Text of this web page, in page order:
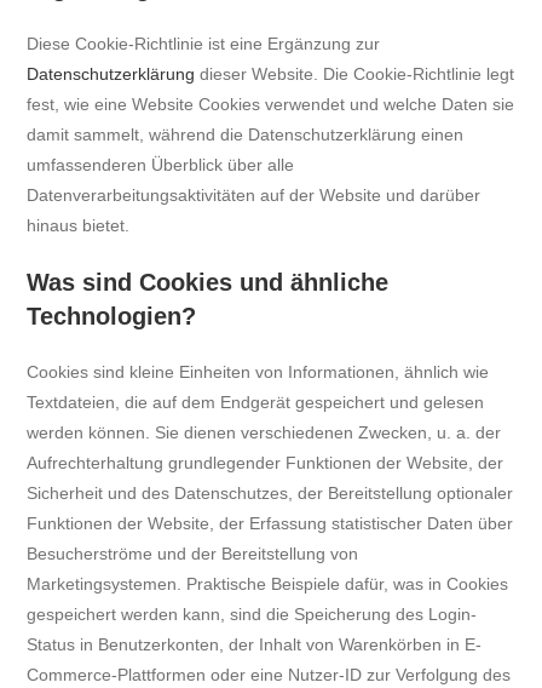
Diese Cookie-Richtlinie ist eine Ergänzung zur
Datenschutzerklärung dieser Website. Die Cookie-Richtlinie legt
fest, wie eine Website Cookies verwendet und welche Daten sie
damit sammelt, während die Datenschutzerklärung einen
umfassenderen Überblick über alle
Datenverarbeitungsaktivitäten auf der Website und darüber
hinaus bietet.
Was sind Cookies und ähnliche
Technologien?
Cookies sind kleine Einheiten von Informationen, ähnlich wie
Textdateien, die auf dem Endgerät gespeichert und gelesen
werden können. Sie dienen verschiedenen Zwecken, u. a. der
Aufrechterhaltung grundlegender Funktionen der Website, der
Sicherheit und des Datenschutzes, der Bereitstellung optionaler
Funktionen der Website, der Erfassung statistischer Daten über
Besucherströme und der Bereitstellung von
Marketingsystemen. Praktische Beispiele dafür, was in Cookies
gespeichert werden kann, sind die Speicherung des Login-
Status in Benutzerkonten, der Inhalt von Warenkörben in E-
Commerce-Plattformen oder eine Nutzer-ID zur Verfolgung des